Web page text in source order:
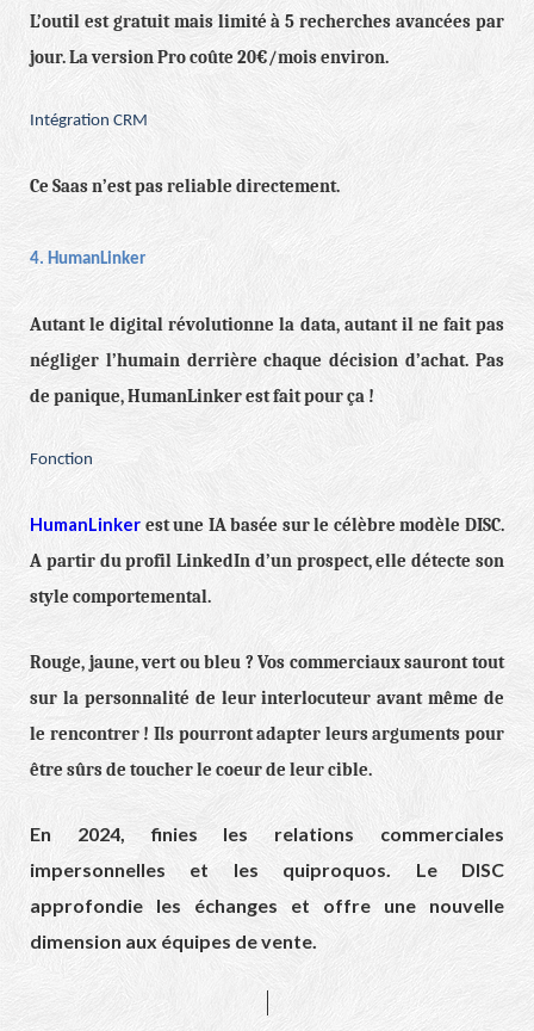
L’outil est gratuit mais limité à 5 recherches avancées par
jour. La version Pro coûte 20€/mois environ.
Intégration CRM
Ce Saas n’est pas reliable directement.
4. HumanLinker
Autant le digital révolutionne la data, autant il ne fait pas
négliger l’humain derrière chaque décision d’achat. Pas
de panique, HumanLinker est fait pour ça !
Fonction
HumanLinker est une IA basée sur le célèbre modèle DISC.
A partir du profil LinkedIn d’un prospect, elle détecte son
style comportemental.
Rouge, jaune, vert ou bleu ? Vos commerciaux sauront tout
sur la personnalité de leur interlocuteur avant même de
le rencontrer ! Ils pourront adapter leurs arguments pour
être sûrs de toucher le coeur de leur cible.
En 2024, finies les relations commerciales
impersonnelles et les quiproquos. Le DISC
approfondie les échanges et offre une nouvelle
dimension aux équipes de vente.